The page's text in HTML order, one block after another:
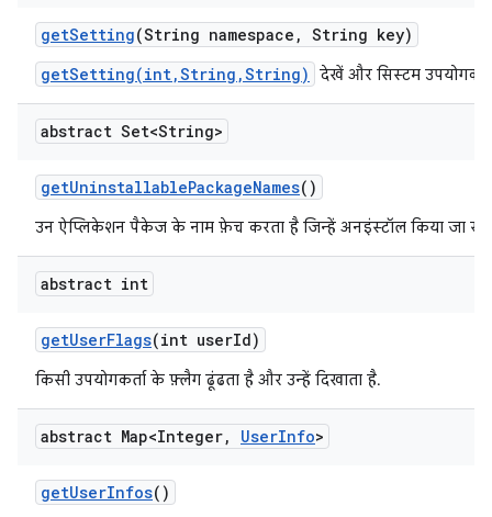
getSetting(String namespace , String key)
getSetting(int,String,String)
देखें और सिस्टम
abstract Set<String>
getUninstallablePackageNames()
उन ऐप्लिकेशन पैकेज के नाम फ़ेच करता है जिन्हें अनइंस्टॉल किया जा
abstract int
getUserFlags(int userId)
किसी उपयोगकर्ता के फ़्लैग ढूंढता है और उन्हें दिखाता है.
abstract Map<Integer, UserInfo>
getUserInfos()